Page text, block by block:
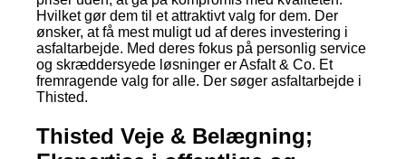
Hvilket gør dem til et attraktivt valg for dem. Der
ønsker, at få mest muligt ud af deres investering i
asfaltarbejde. Med deres fokus på personlig service
og skræddersyede løsninger er Asfalt & Co. Et
fremragende valg for alle. Der søger asfaltarbejde i
Thisted.
Thisted Veje & Belægning;